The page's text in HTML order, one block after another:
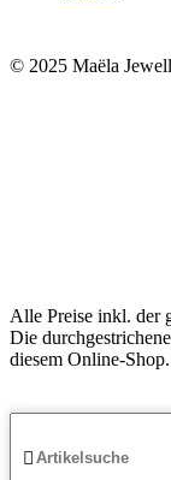
© 2025 Maëla
Alle Preise inkl. der
Die
diesem Online-Shop.